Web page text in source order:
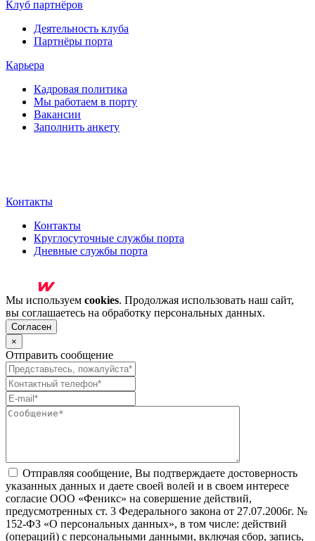
Клуб партнёров
Деятельность клуба
Партнёры порта
Карьера
Кадровая политика
Мы работаем в порту
Вакансии
Заполнить анкету
Контакты
Контакты
Круглосуточные службы порта
Дневные службы порта
Мы используем cookies. Продолжая использовать наш сайт,
вы соглашаетесь на обработку персональных данных.
Согласен
×
Отправить сообщение
Отправляя сообщение, Вы подтверждаете достоверность
указанных данных и даете своей волей и в своем интересе
согласие ООО «Феникс» на совершение действий,
предусмотренных ст. 3 Федерального закона от 27.07.2006г. №
152-ФЗ «О персональных данных», в том числе: действий
(операций) с персональными данными, включая сбор, запись,